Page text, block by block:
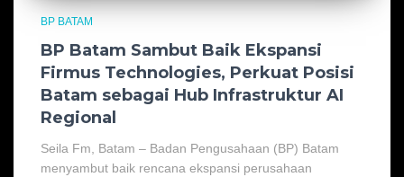
BP BATAM
BP Batam Sambut Baik Ekspansi
Firmus Technologies, Perkuat Posisi
Batam sebagai Hub Infrastruktur AI
Regional
Seila Fm, Batam – Badan Pengusahaan (BP) Batam
menyambut baik rencana ekspansi perusahaan